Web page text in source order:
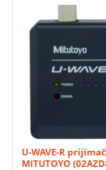
U-WAVE-R
MITUTOYO